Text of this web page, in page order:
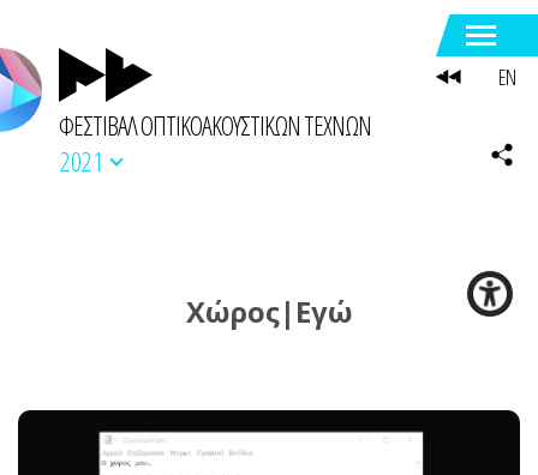
ΦΕΣΤΙΒΑΛ ΟΠΤΙΚΟΑΚΟΥΣΤΙΚΩΝ ΤΕΧΝΩΝ
2021
Χώρος|Εγώ
EN